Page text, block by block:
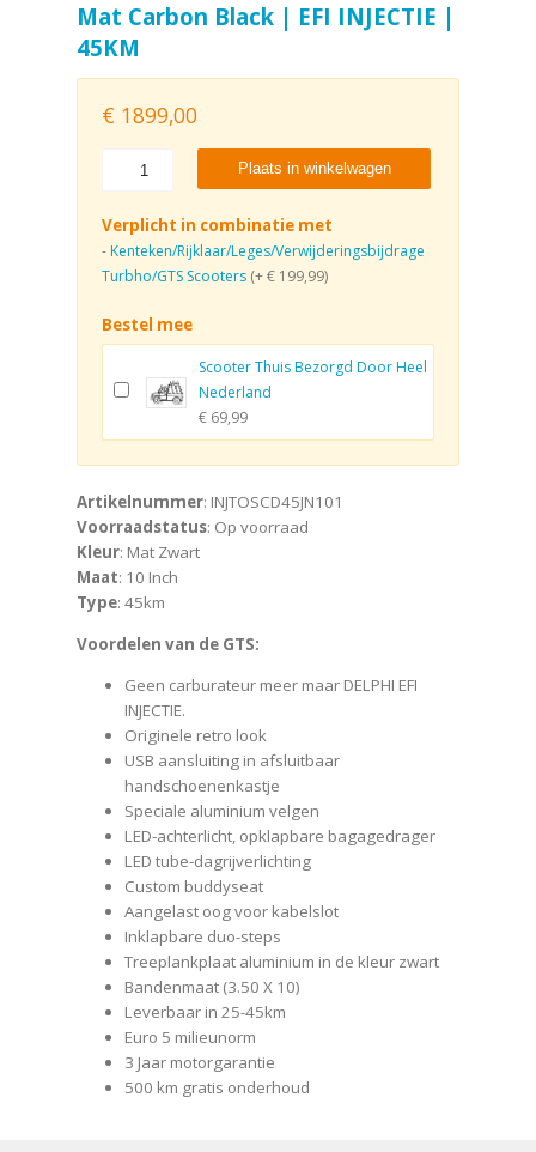
Mat Carbon Black | EFI INJECTIE |
45KM
€ 1899,00
Plaats in winkelwagen
Verplicht in combinatie met
-Kenteken/Rijklaar/Leges/Verwijderingsbijdrage
Turbho/GTS Scooters (+ € 199,99)
Bestel mee
Scooter Thuis Bezorgd Door Heel
Nederland
€ 69,99
Artikelnummer: INJTOSCD45JN101
Voorraadstatus: Op voorraad
Kleur: Mat Zwart
Maat: 10 Inch
Type: 45km
Voordelen van de GTS:
Geen carburateur meer maar DELPHI EFI
INJECTIE.
Originele retro look
USB aansluiting in afsluitbaar
handschoenenkastje
Speciale aluminium velgen
LED-achterlicht, opklapbare bagagedrager
LED tube-dagrijverlichting
Custom buddyseat
Aangelast oog voor kabelslot
Inklapbare duo-steps
Treeplankplaat aluminium in de kleur zwart
Bandenmaat (3.50 X 10)
Leverbaar in 25-45km
Euro 5 milieunorm
3 Jaar motorgarantie
500 km gratis onderhoud